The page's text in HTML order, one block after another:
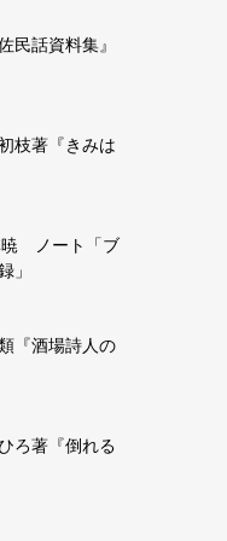
民話資料集』
枝著『きみは
暁 ノート「ブ
」
『酒場詩人の
ろ著『倒れる